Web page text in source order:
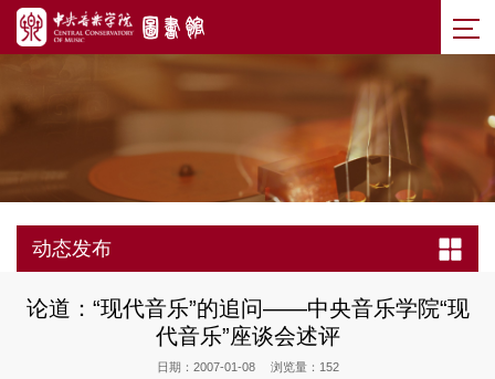
动态发布
论道：“现代音乐”的追问——中央音乐学院“现
代音乐”座谈会述评
日期：2007-01-08 浏览量： 152